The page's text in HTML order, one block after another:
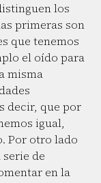
los
primeras son
que tenemos
el oído para
misma
decir, que por
igual,
Por otro lado
de
en la